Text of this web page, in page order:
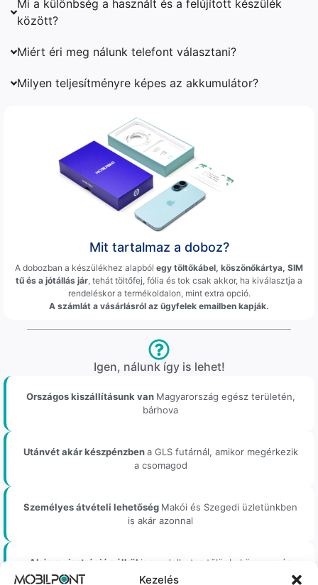
Kezelés
Mi a különbség a használt és a felújított készülék
között?
Miért éri meg nálunk telefont választani?
Milyen teljesítményre képes az akkumulátor?
Mit tartalmaz a doboz?
A dobozban a készülékhez alapból egy töltőkábel, köszönőkártya, SIM
tű és a jótállás jár , tehát töltőfej, fólia és tok csak akkor, ha kiválasztja a
rendeléskor a termékoldalon, mint extra opció.
A számlát a vásárlásról az ügyfelek emailben kapják.
Igen, nálunk így is lehet!
Országos kiszállításunk van Magyarország egész területén,
bárhova
Utánvét akár készpénzbena GLS futárnál, amikor megérkezik
a csomagod
Személyes átvételi lehetőség Makói és Szegedi üzletünkben
is akár azonnal
Akár regisztráció nélkül is rendelhetsz tőlünk, könnyen és
gyorsan